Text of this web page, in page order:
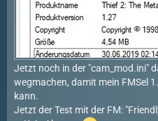
Jetzt noch in der "cam_mod.ini"
wegmachen, damit mein FMSel
kann.
Jetzt der Test mit der FM: